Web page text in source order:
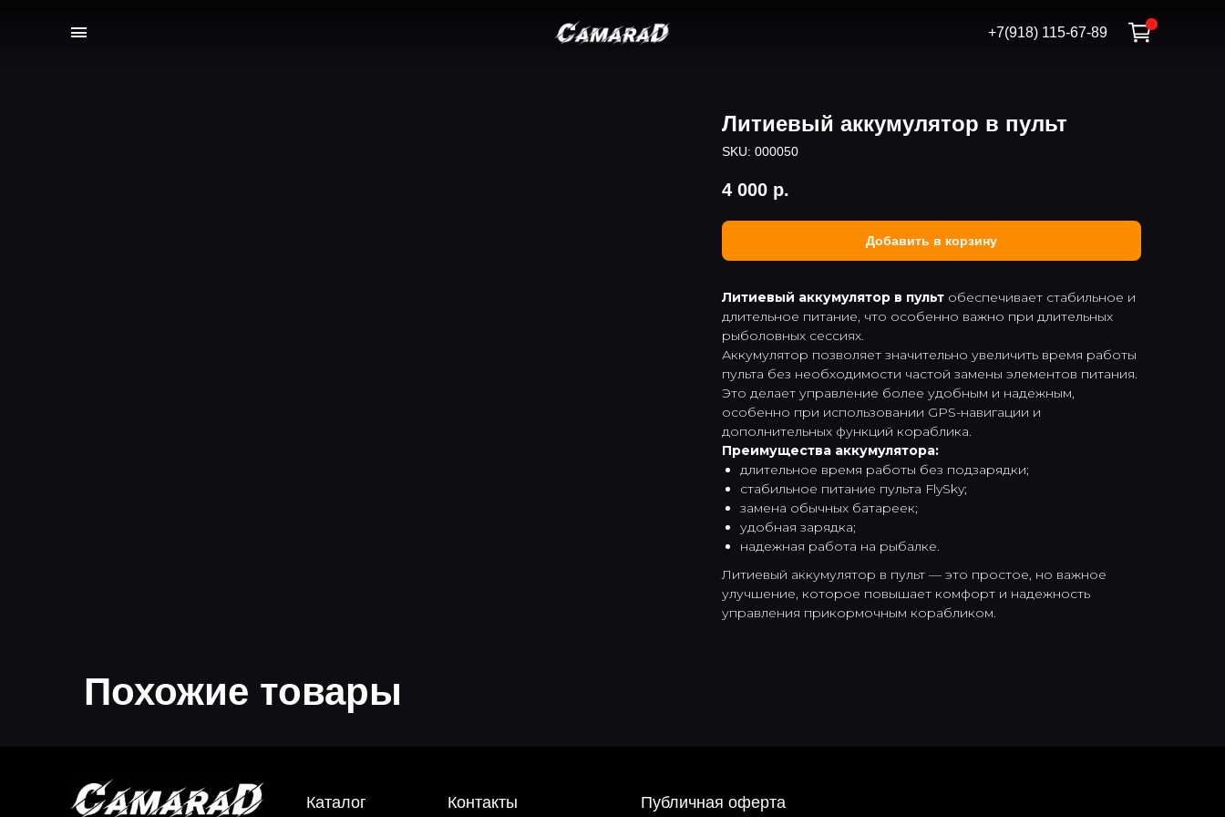
+7(918) 115-67-89
Литиевый аккумулятор в пульт
SKU: 000050
4 000 р.
Добавить в корзину
Литиевый аккумулятор в пульт обеспечивает стабильное и
длительное питание, что особенно важно при длительных
рыболовных сессиях.
Аккумулятор позволяет значительно увеличить время работы
пульта без необходимости частой замены элементов питания.
Это делает управление более удобным и надежным,
особенно при использовании GPS-навигации и
дополнительных функций кораблика.
Преимущества аккумулятора:
длительное время работы без подзарядки;
стабильное питание пульта FlySky;
замена обычных батареек;
удобная зарядка;
надежная работа на рыбалке.
Литиевый аккумулятор в пульт — это простое, но важное
улучшение, которое повышает комфорт и надежность
управления прикормочным корабликом.
Похожие товары